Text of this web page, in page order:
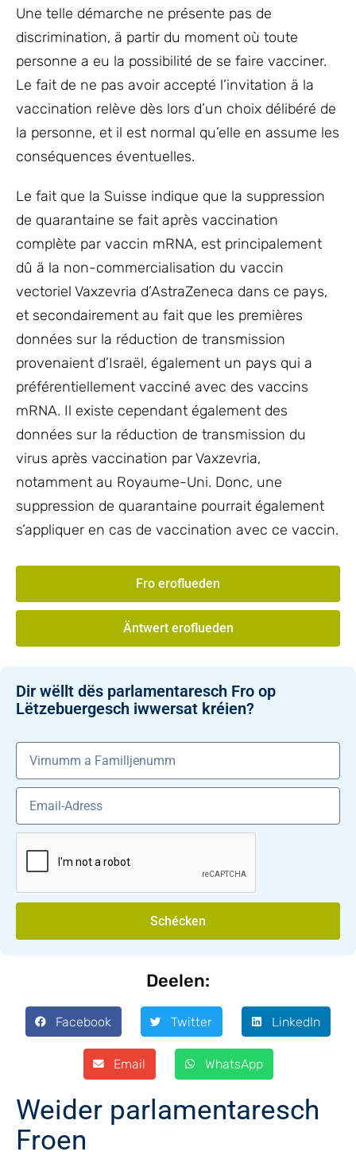
Une telle démarche ne présente pas de
discrimination, ä partir du moment où toute
personne a eu la possibilité de se faire vacciner.
Le fait de ne pas avoir accepté l’invitation ä la
vaccination relève dès lors d’un choix délibéré de
la personne, et il est normal qu’elle en assume les
conséquences éventuelles.
Le fait que la Suisse indique que la suppression
de quarantaine se fait après vaccination
complète par vaccin mRNA, est principalement
dû ä la non-commercialisation du vaccin
vectoriel Vaxzevria d’AstraZeneca dans ce pays,
et secondairement au fait que les premières
données sur la réduction de transmission
provenaient d’Israël, également un pays qui a
préférentiellement vacciné avec des vaccins
mRNA. Il existe cependant également des
données sur la réduction de transmission du
virus après vaccination par Vaxzevria,
notamment au Royaume-Uni. Donc, une
suppression de quarantaine pourrait également
s’appliquer en cas de vaccination avec ce vaccin.
Fro eroflueden
Äntwert eroflueden
Dir wëllt dës parlamentaresch Fro op
Lëtzebuergesch iwwersat kréien?
Schécken
Deelen:
Facebook Twitter LinkedIn
Email WhatsApp
Weider parlamentaresch
Froen